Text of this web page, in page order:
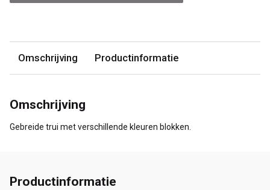
Omschrijving Productinformatie
Omschrijving
Gebreide trui met verschillende kleuren blokken.
Productinformatie